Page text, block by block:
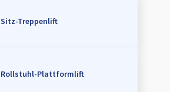
Sitz-Treppenlift
Rollstuhl-Plattformlift